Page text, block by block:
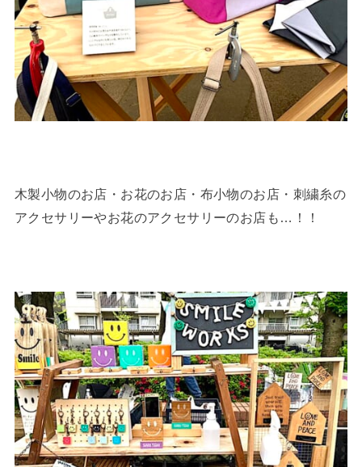
木製小物のお店・お花のお店・布小物のお店・刺繍糸の
アクセサリーやお花のアクセサリーのお店も…！！